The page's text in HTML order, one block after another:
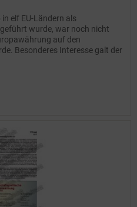
elf EU-Ländern als
wurde, war noch nicht
auf den
Besonderes Interesse galt der